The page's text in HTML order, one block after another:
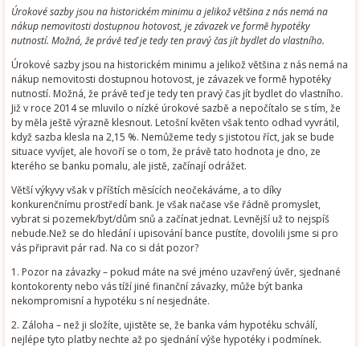
Úrokové sazby jsou na historickém minimu a jelikož většina z nás nemá na
nákup nemovitosti dostupnou hotovost, je závazek ve formě hypotéky
nutností. Možná, že právě teď je tedy ten pravý čas jít bydlet do vlastního.
Úrokové sazby jsou na historickém minimu a jelikož většina z nás nemá na
nákup nemovitosti dostupnou hotovost, je závazek ve formě hypotéky
nutností. Možná, že právě teď je tedy ten pravý čas jít bydlet do vlastního.
Již v roce 2014 se mluvilo o nízké úrokové sazbě a nepočítalo se s tím, že
by měla ještě výrazně klesnout. Letošní květen však tento odhad vyvrátil,
když sazba klesla na 2,15 %. Nemůžeme tedy s jistotou říct, jak se bude
situace vyvíjet, ale hovoří se o tom, že právě tato hodnota je dno, ze
kterého se banku pomalu, ale jistě, začínají odrážet.
Větší výkyvy však v příštích měsících neočekáváme, a to díky
konkurenčnímu prostředí bank. Je však načase vše řádně promyslet,
vybrat si pozemek/byt/dům snů a začínat jednat. Levnější už to nejspíš
nebude.Než se do hledání i upisování bance pustíte, dovolili jsme si pro
vás připravit pár rad. Na co si dát pozor?
1. Pozor na závazky – pokud máte na své jméno uzavřený úvěr, sjednané
kontokorenty nebo vás tíží jiné finanční závazky, může být banka
nekompromisní a hypotéku s ní nesjednáte.
2. Záloha – než ji složíte, ujistěte se, že banka vám hypotéku schválí,
nejlépe tyto platby nechte až po sjednání výše hypotéky i podmínek.